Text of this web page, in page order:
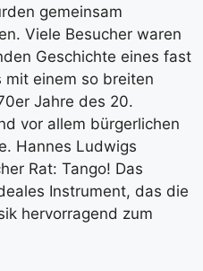
gemeinsam
Viele Besucher waren
Geschichte eines fast
mit einem so breiten
Jahre des 20.
vor allem bürgerlichen
Hannes Ludwigs
Rat: Tango! Das
Instrument, das die
hervorragend zum